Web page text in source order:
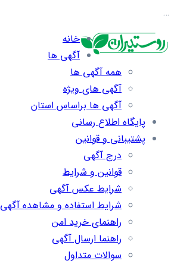
…
خانه
آگهی ها
همه آگهی ها
آگهی های ویژه
آگهی ها براساس استان
پایگاه اطلاع رسانی
پشتیبانی و قوانین
درج آگهی
قوانین و شرایط
شرایط عکس آگهی
شرایط استفاده و مشاهده آگهی
راهنمای خرید امن
راهنما ارسال آگهی
سوالات متداول